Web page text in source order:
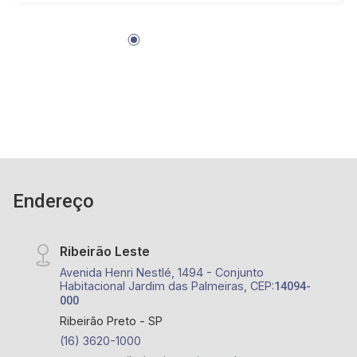
Endereço
Ribeirão Leste
Avenida Henri Nestlé, 1494 - Conjunto
Habitacional Jardim das Palmeiras, CEP:14094-
000
Ribeirão Preto - SP
(16) 3620-1000